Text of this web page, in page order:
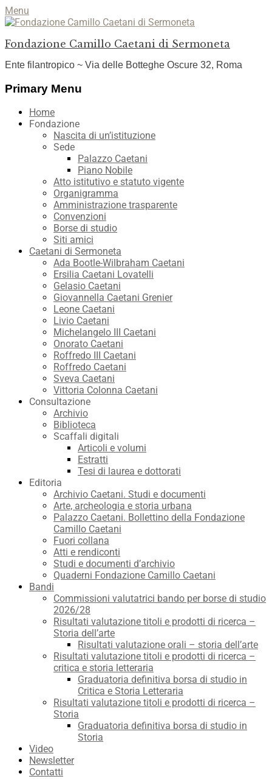
Menu
Fondazione Camillo Caetani di Sermoneta
Ente filantropico ~ Via delle Botteghe Oscure 32, Roma
Facebook
YouTube
Instagram
Primary Menu
Skip
Home
Fondazione
Nascita di un’istituzione
Sede
Palazzo Caetani
Piano Nobile
Atto istitutivo e statuto vigente
Organigramma
Amministrazione trasparente
Convenzioni
Borse di studio
Siti amici
Caetani di Sermoneta
Ada Bootle-Wilbraham Caetani
Ersilia Caetani Lovatelli
Gelasio Caetani
Giovannella Caetani Grenier
Leone Caetani
Livio Caetani
Michelangelo III Caetani
Onorato Caetani
Roffredo III Caetani
Roffredo Caetani
Sveva Caetani
Vittoria Colonna Caetani
Consultazione
Archivio
Biblioteca
Scaffali digitali
Articoli e volumi
Estratti
Tesi di laurea e dottorati
Editoria
Archivio Caetani. Studi e documenti
Arte, archeologia e storia urbana
Palazzo Caetani. Bollettino della Fondazione
Camillo Caetani
Fuori collana
Atti e rendiconti
Studi e documenti d’archivio
Quaderni Fondazione Camillo Caetani
Bandi
Commissioni valutatrici bando per borse di studio
2026/28
Risultati valutazione titoli e prodotti di ricerca –
Storia dell’arte
Risultati valutazione orali – storia dell’arte
Risultati valutazione titoli e prodotti di ricerca –
critica e storia letteraria
Graduatoria definitiva borsa di studio in
Critica e Storia Letteraria
Risultati valutazione titoli e prodotti di ricerca –
Storia
Graduatoria definitiva borsa di studio in
Storia
Video
Newsletter
Contatti